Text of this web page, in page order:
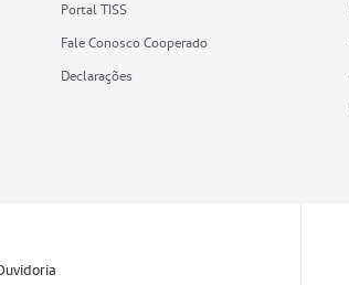
Portal TISS
Fale Conosco Cooperado
Declarações